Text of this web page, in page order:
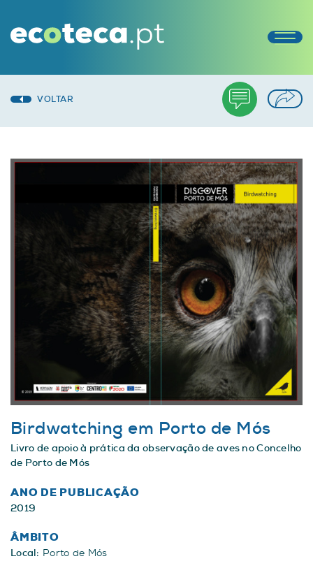
VOLTAR
Birdwatching em Porto de Mós
Livro de apoio à prática da observação de aves no Concelho
de Porto de Mós
ANO DE PUBLICAÇÃO
2019
ÂMBITO
Local: Porto de Mós